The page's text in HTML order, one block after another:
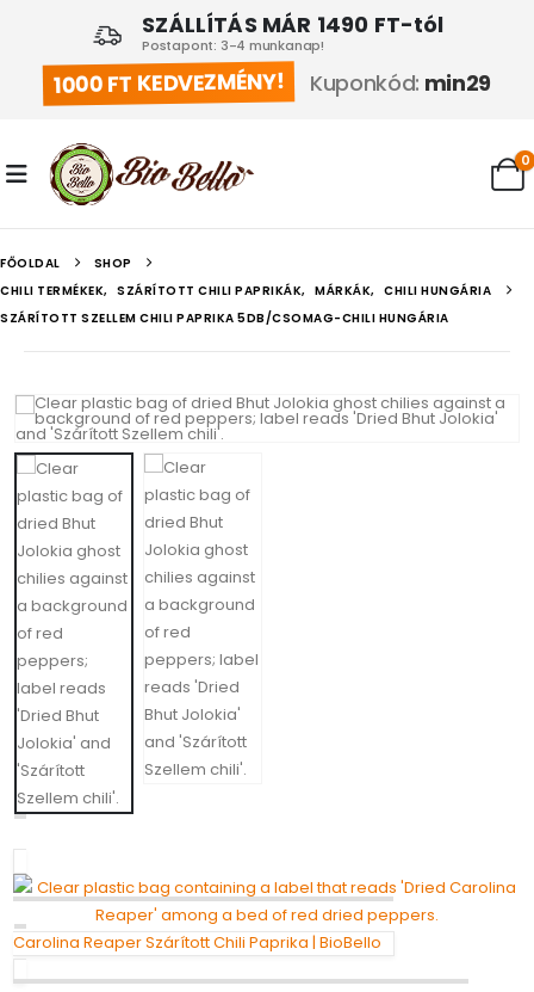
SZÁLLÍTÁS MÁR 1490 FT-tól
Postapont: 3-4 munkanap!
1000 FT KEDVEZMÉNY! Kuponkód: min29
0
FŐOLDAL
SHOP
CHILI TERMÉKEK, SZÁRÍTOTT CHILI PAPRIKÁK, MÁRKÁK, CHILI HUNGÁRIA
SZÁRÍTOTT SZELLEM CHILI PAPRIKA 5DB/CSOMAG-CHILI HUNGÁRIA
Carolina Reaper Szárított Chili Paprika | BioBello